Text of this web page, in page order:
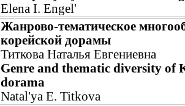
Elena I. Engel'
Жанрово-тематическое
корейской дорамы
Титкова Наталья Евгениевна
Genre and thematic diversity of
dorama
Natal'ya E. Titkova